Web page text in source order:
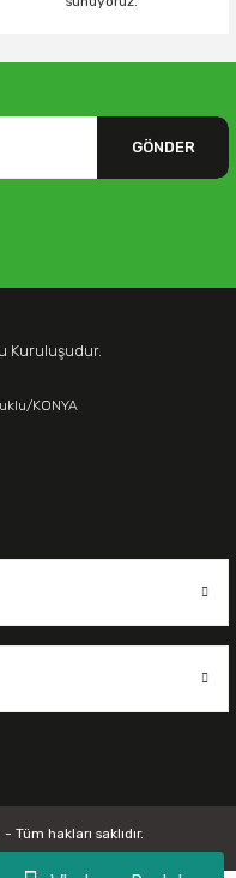
GÖNDER
Kuruluşudur.
KONYA
hakları saklıdır.